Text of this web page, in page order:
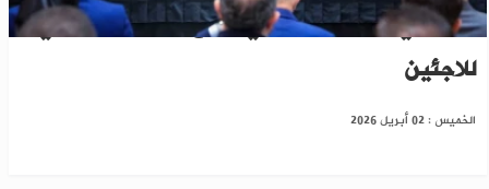
الشيباني: نرفض بشدة أي مساعٍ للترحيل القسري
للاجئين
الخميس : 02 أبريل 2026